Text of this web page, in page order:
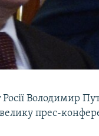
Володимир
прес-